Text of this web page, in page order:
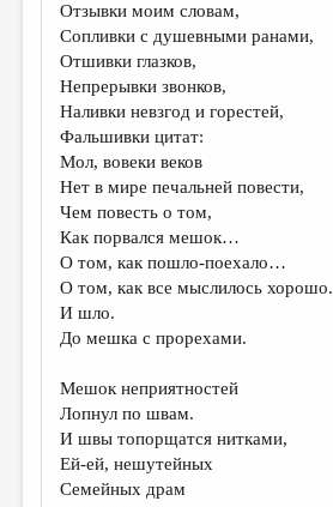
ОТДЕЛЫ И РУБРИКИ
ИЗБРАННОЕ
ДАЙДЖЕСТ
ПРОИЗВЕДЕНИЯ
ПЕРЕВОДЫ
КОНКУРСЫ
ДЕТСКАЯ КОМНАТА
КНИЖНАЯ ПОЛКА
ОБЗОР ЛИТЕРАТУРЫ
СТРАНИЦЫ ПАМЯТИ
ОБЪЯВЛЕНИЯ
КОЛОНКА РЕДАКТОРА
Отзывки моим словам,
Сопливки с душевными ранами,
Отшивки глазков,
Непрерывки звонков,
Наливки невзгод и горестей,
Фальшивки цитат:
Мол, вовеки веков
Нет в мире печальней повести,
Чем повесть о том,
Как порвался мешок…
О том, как пошло-поехало…
О том, как все мыслилось хорошо.
И шло.
До мешка с прорехами.
Мешок неприятностей
Лопнул по швам.
И швы топорщатся нитками,
Ей-ей, нешутейных
Семейных драм